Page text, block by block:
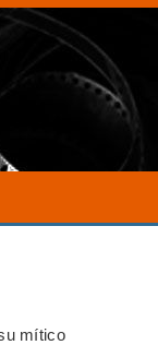
mítico